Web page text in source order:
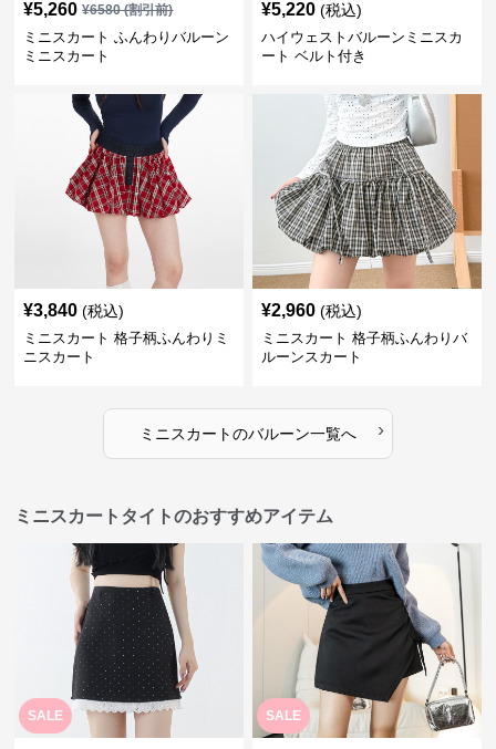
¥5,260 ¥6580(割引前)
ミニスカート ふんわりバルーン
ミニスカート
¥5,220 (税込)
ハイウェストバルーンミニスカ
ート ベルト付き
¥3,840 (税込)
ミニスカート 格子柄ふんわりミ
ニスカート
¥2,960 (税込)
ミニスカート 格子柄ふんわりバ
ルーンスカート
ミニスカートのバルーン一覧へ ›
ミニスカートタイトのおすすめアイテム
SALE SALE